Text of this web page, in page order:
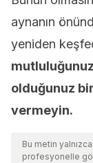
aynanın
yeniden
olduğunuz
vermeyin.
Bu metin
profesyonelle